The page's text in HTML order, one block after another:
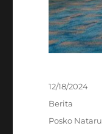
Posted
12/18/2024
Categories
Berita
Tags
Posko Nataru